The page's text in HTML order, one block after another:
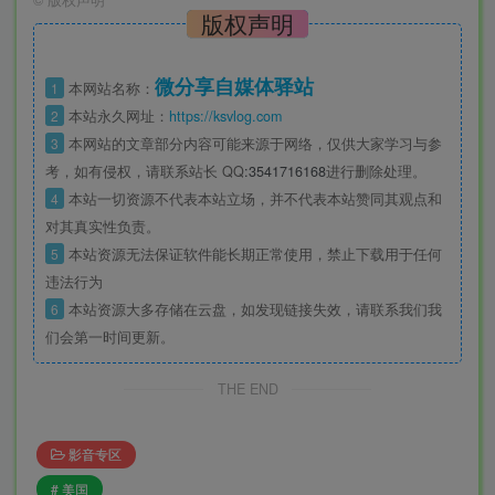
版权声明
1 本网站名称： 微分享自媒体驿站
2 本站永久网址： https://ksvlog.com
3 本网站的文章部分内容可能来源于网络，仅供大家学习与参
考，如有侵权，请联系站长 QQ:3541716168进行删除处理。
4 本站一切资源不代表本站立场，并不代表本站赞同其观点和
对其真实性负责。
5 本站资源无法保证软件能长期正常使用，禁止下载用于任何
违法行为
6 本站资源大多存储在云盘，如发现链接失效，请联系我们我
们会第一时间更新。
THE END
影音专区
# 美国